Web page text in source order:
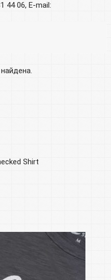
44 06, E-mail:
Shirt